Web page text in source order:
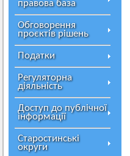
правова база
Обговорення
проєктів рішень
Податки
Регуляторна
діяльність
Доступ до публічної
інформації
Старостинські
округи